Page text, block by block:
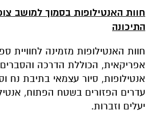
חוות האנטילופות בסמוך למושב
התיכונה
חוות האנטילופות מזמינה לחוויית
אפריקאית, הכוללת הדרכה
אנטילופות, סיור עצמאי בתיבת נח
עדרים הפזורים בשטח הפתוח,
יעלים וזברות.